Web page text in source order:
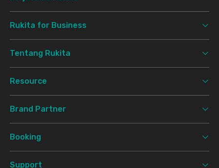
Rukita for Business
Tentang Rukita
Resource
Brand Partner
Booking
Support